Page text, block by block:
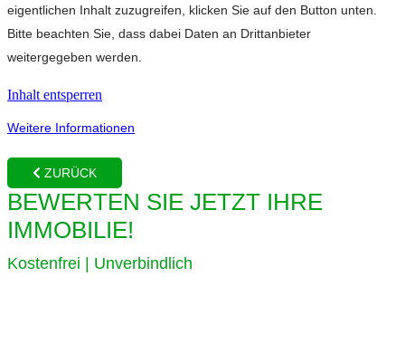
eigentlichen Inhalt zuzugreifen, klicken Sie auf den Button unten.
Bitte beachten Sie, dass dabei Daten an Drittanbieter
weitergegeben werden.
Inhalt entsperren
Weitere Informationen
ZURÜCK
BEWERTEN SIE JETZT IHRE
IMMOBILIE!
Kostenfrei | Unverbindlich